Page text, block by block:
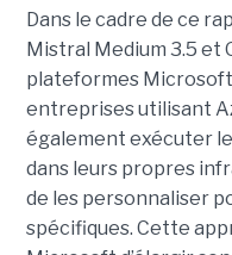
Dans le cadre de ce
Mistral Medium 3.5 et
plateformes
entreprises utilisant
également exécuter
dans leurs propres
de les personnaliser
spécifiques. Cette